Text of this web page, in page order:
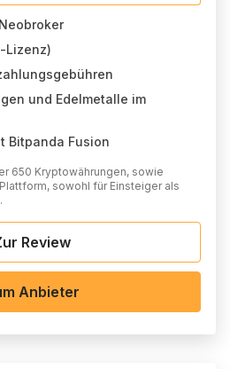
Lizenz)
und Edelmetalle im
Bitpanda Fusion
650 Kryptowährungen, sowie
sowohl für Einsteiger als
Review
Anbieter